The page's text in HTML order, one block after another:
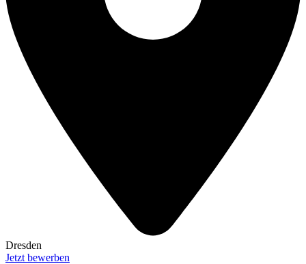
Dresden
Jetzt bewerben